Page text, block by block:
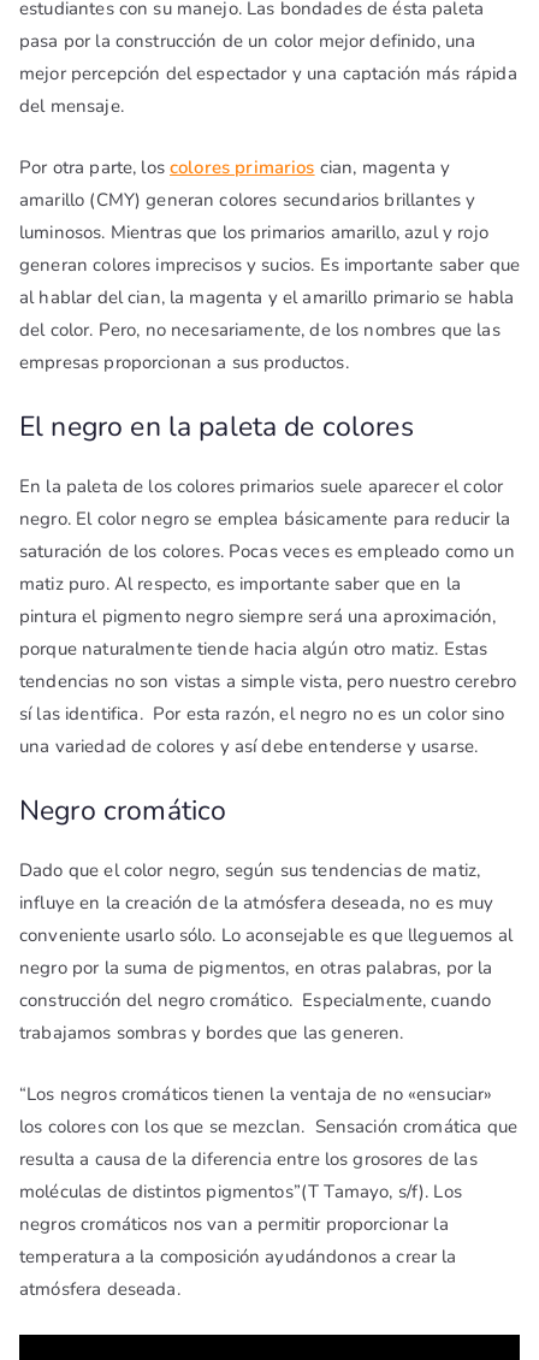
estudiantes con su manejo. Las bondades de ésta paleta
pasa por la construcción de un color mejor definido, una
mejor percepción del espectador y una captación más rápida
del mensaje.
Por otra parte, los colores primarios cian, magenta y
amarillo (CMY) generan colores secundarios brillantes y
luminosos. Mientras que los primarios amarillo, azul y rojo
generan colores imprecisos y sucios. Es importante saber que
al hablar del cian, la magenta y el amarillo primario se habla
del color. Pero, no necesariamente, de los nombres que las
empresas proporcionan a sus productos.
El negro en la paleta de colores
En la paleta de los colores primarios suele aparecer el color
negro. El color negro se emplea básicamente para reducir la
saturación de los colores. Pocas veces es empleado como un
matiz puro. Al respecto, es importante saber que en la
pintura el pigmento negro siempre será una aproximación,
porque naturalmente tiende hacia algún otro matiz. Estas
tendencias no son vistas a simple vista, pero nuestro cerebro
sí las identifica. Por esta razón, el negro no es un color sino
una variedad de colores y así debe entenderse y usarse.
Negro cromático
Dado que el color negro, según sus tendencias de matiz,
influye en la creación de la atmósfera deseada, no es muy
conveniente usarlo sólo. Lo aconsejable es que lleguemos al
negro por la suma de pigmentos, en otras palabras, por la
construcción del negro cromático. Especialmente, cuando
trabajamos sombras y bordes que las generen.
“Los negros cromáticos tienen la ventaja de no «ensuciar»
los colores con los que se mezclan. Sensación cromática que
resulta a causa de la diferencia entre los grosores de las
moléculas de distintos pigmentos”(T Tamayo, s/f). Los
negros cromáticos nos van a permitir proporcionar la
temperatura a la composición ayudándonos a crear la
atmósfera deseada.